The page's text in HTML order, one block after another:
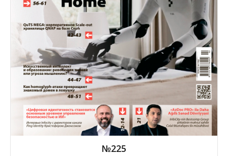
№225